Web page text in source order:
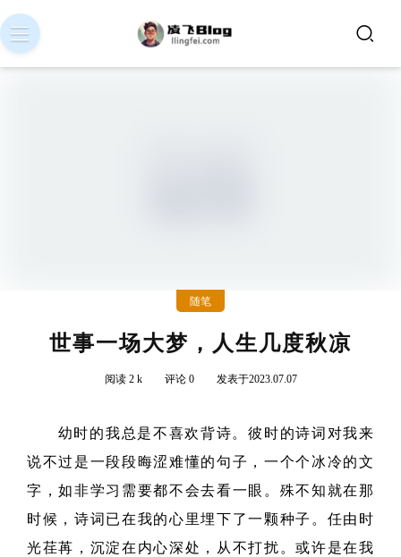
随笔
世事一场大梦，人生几度秋凉
阅读 2 k 评论 0 发表于2023.07.07
幼时的我总是不喜欢背诗。彼时的诗词对我来
说不过是一段段晦涩难懂的句子，一个个冰冷的文
字，如非学习需要都不会去看一眼。殊不知就在那
时候，诗词已在我的心里埋下了一颗种子。任由时
光荏苒，沉淀在内心深处，从不打扰。或许是在我